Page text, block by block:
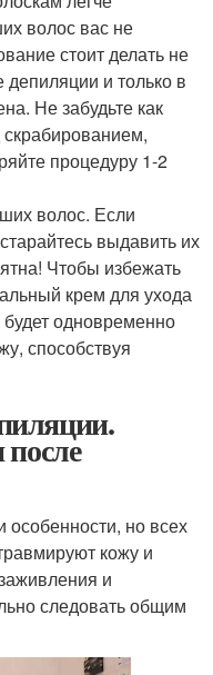
волос вас не
стоит делать не
и только в
Не забудьте как
процедуру 1-2
волос. Если
выдавить их
Чтобы избежать
крем для ухода
одновременно
способствуя
но всех
кожу и
и
следовать общим